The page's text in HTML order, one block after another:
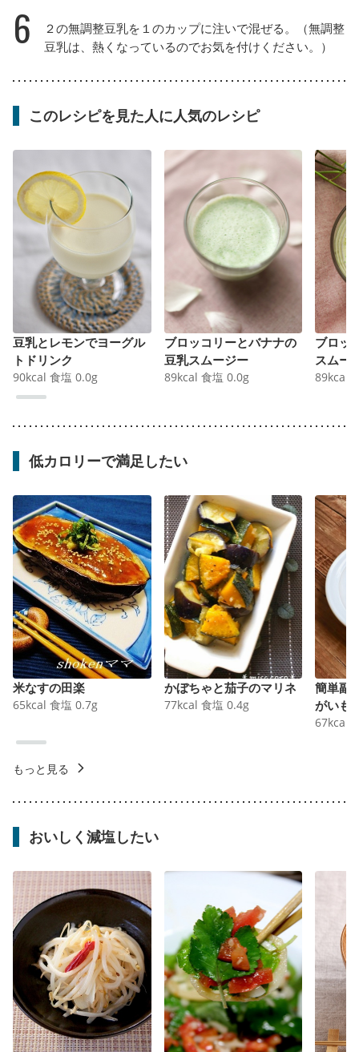
6
２の無調整豆乳を１のカップに注いで混ぜる。（無調整
豆乳は、熱くなっているのでお気を付けください。）
このレシピを見た人に人気のレシピ
豆乳とレモンでヨーグル
トドリンク
90kcal 食塩 0.0g
ブロッコリーとバナナの
豆乳スムージー
89kcal 食塩 0.0g
ブロッ
スムー
89kcal
低カロリーで満足したい
米なすの田楽
65kcal 食塩 0.7g
かぼちゃと茄子のマリネ
77kcal 食塩 0.4g
簡単副
がいも
67kcal
もっと見る
おいしく減塩したい